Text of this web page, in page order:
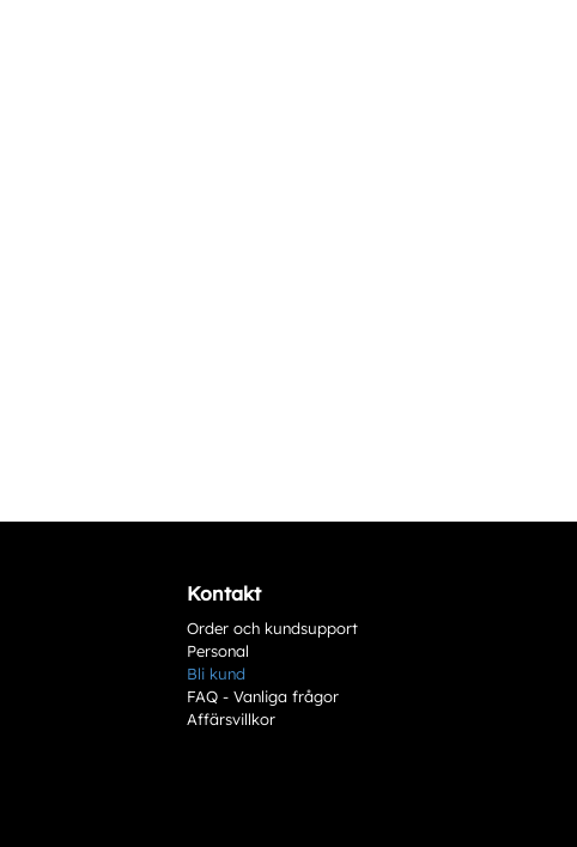
Kontakt
Order och kundsupport
Personal
Bli kund
FAQ - Vanliga frågor
Affärsvillkor